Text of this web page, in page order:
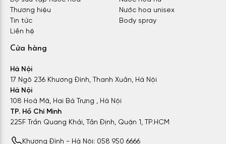
Thương hiệu
Tin tức
Liên hệ
Nước hoa unisex
Body spray
Cửa hàng
Hà Nội
17 Ngõ 236 Khương Đình, Thanh Xuân, Hà Nội
Hà Nội
108 Hoà Mã, Hai Bà Trưng , Hà Nội
TP. Hồ Chí Minh
225F Trần Quang Khải, Tân Định, Quận 1, TP.HCM
Khương Đình - Hà Nội: 058 950 6666